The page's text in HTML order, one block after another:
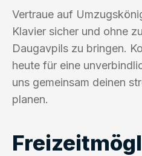
Vertraue auf
Klavier sicher und ohne
Daugavpils zu bringen.
heute für eine
uns gemeinsam deinen
planen.